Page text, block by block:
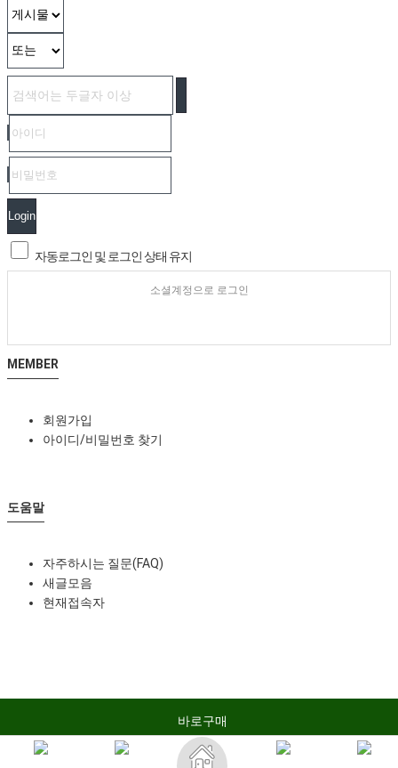
Login
자동로그인 및 로그인 상태 유지
소셜계정으로 로그인
MEMBER
회원가입
아이디/비밀번호 찾기
도움말
자주하시는 질문(FAQ)
새글모음
현재접속자